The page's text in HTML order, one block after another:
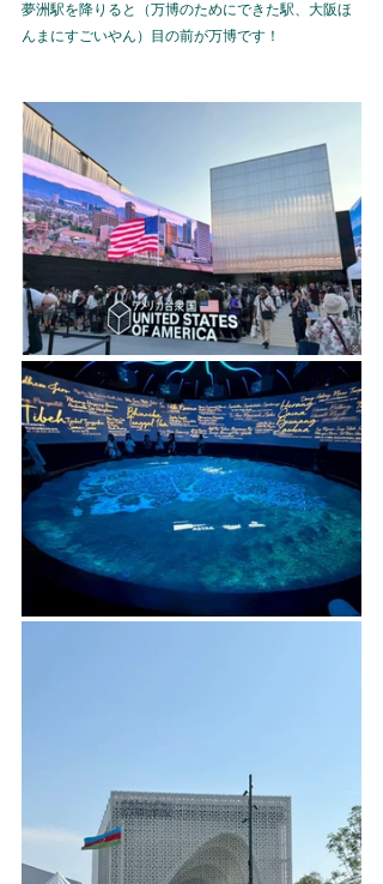
夢洲駅を降りると（万博のためにできた駅、大阪ほ
んまにすごいやん）目の前が万博です！